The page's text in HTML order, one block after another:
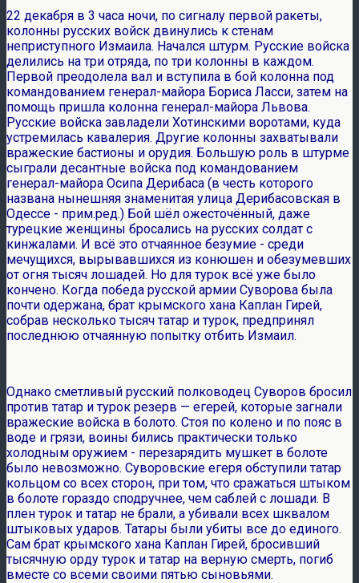
22 декабря в 3 часа ночи, по сигналу первой ракеты,
колонны русских войск двинулись к стенам
неприступного Измаила. Начался штурм. Русские войска
делились на три отряда, по три колонны в каждом.
Первой преодолела вал и вступила в бой колонна под
командованием генерал-майора Бориса Ласси, затем на
помощь пришла колонна генерал-майора Львова.
Русские войска завладели Хотинскими воротами, куда
устремилась кавалерия. Другие колонны захватывали
вражеские бастионы и орудия. Большую роль в штурме
сыграли десантные войска под командованием
генерал-майора Осипа Дерибаса (в честь которого
названа нынешняя знаменитая улица Дерибасовская в
Одессе - прим.ред.) Бой шёл ожесточённый, даже
турецкие женщины бросались на русских солдат с
кинжалами. И всё это отчаянное безумие - среди
мечущихся, вырывавшихся из конюшен и обезумевших
от огня тысяч лошадей. Но для турок всё уже было
кончено. Когда победа русской армии Суворова была
почти одержана, брат крымского хана Каплан Гирей,
собрав несколько тысяч татар и турок, предпринял
последнюю отчаянную попытку отбить Измаил.
Однако сметливый русский полководец Суворов бросил
против татар и турок резерв — егерей, которые загнали
вражеские войска в болото. Стоя по колено и по пояс в
воде и грязи, воины бились практически только
холодным оружием - перезарядить мушкет в болоте
было невозможно. Суворовские егеря обступили татар
кольцом со всех сторон, при том, что сражаться штыком
в болоте гораздо сподручнее, чем саблей с лошади. В
плен турок и татар не брали, а убивали всех шквалом
штыковых ударов. Татары были убиты все до единого.
Сам брат крымского хана Каплан Гирей, бросивший
тысячную орду турок и татар на верную смерть, погиб
вместе со всеми своими пятью сыновьями.